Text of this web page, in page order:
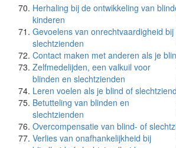
Herhaling bij de ontwikkeling van
kinderen
Gevoelens van onrechtvaardigheid
slechtzienden
Contact maken met anderen als je
Zelfmedelijden, een valkuil voor
blinden en slechtzienden
Leren voelen als je blind of
Betutteling van blinden en
slechtzienden
Overcompensatie van blind- of
Verlies van onafhankelijkheid bij